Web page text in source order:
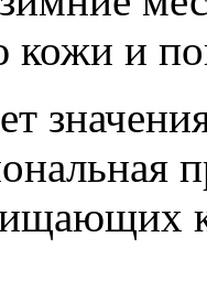
кожи и